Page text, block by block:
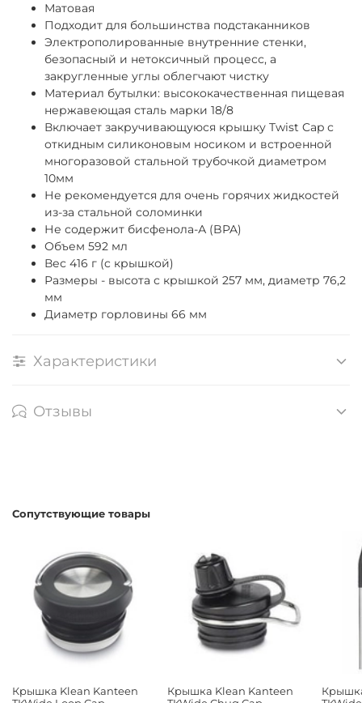
Матовая
Подходит для большинства подстаканников
Электрополированные внутренние стенки,
безопасный и нетоксичный процесс, а
закругленные углы облегчают чистку
Материал бутылки: высококачественная пищевая
нержавеющая сталь марки 18/8
Включает закручивающуюся крышку Twist Cap с
откидным силиконовым носиком и встроенной
многоразовой стальной трубочкой диаметром
10мм
Не рекомендуется для очень горячих жидкостей
из-за стальной соломинки
Не содержит бисфенола-А (BPA)
Объем 592 мл
Вес 416 г (c крышкой)
Размеры - высота с крышкой 257 мм, диаметр 76,2
мм
Диаметр горловины 66 мм
Характеристики
Отзывы
Сопутствующие товары
Крышка Klean Kanteen
Крышка Klean Kanteen